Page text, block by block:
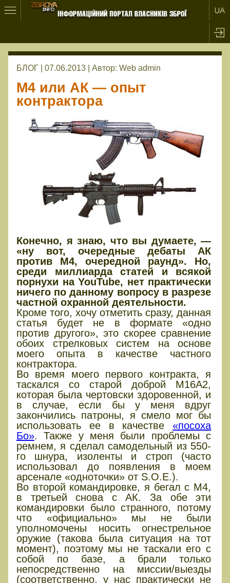
БЛОГ | 07.06.2013 | Автор: Web admin
М4 или АК — опыт
контрактора
Конечно, я знаю, что вы думаете, —
«ну вот, очередные дебаты АК
против М4, очередной раунд». Но,
среди миллиарда статей и всякой
порнухи на YouTube, нет практически
ничего по данному вопросу в разрезе
частной охранной деятельности.
Кроме того, хочу отметить сразу, данная
статья будет не в формате «одно
против другого», это скорее сравнение
обоих стрелковых систем на основе
моего опыта в качестве частного
контрактора.
Во время моего первого контракта, я
таскался со старой доброй M16A2,
которая была чертовски здоровенной, и
в случае, если бы у меня вдруг
закончились патроны, я смело мог бы
использовать ее в качестве «посоха
Бо». Также у меня были проблемы с
ремнем, я сделал самодельный из 550-
го шнура, изоленты и строп (часто
использовал до появления в моем
арсенале «одноточки» от S.O.E.).
Во второй командировке, я бегал с М4,
в третьей снова с АК. За обе эти
командировки было странного, потому
что «официально» мы не были
уполномочены носить огнестрельное
оружие (такова была ситуация на тот
момент), поэтому мы не таскали его с
собой по базе, а брали только
непосредственно на миссии/выезды
(соответственно, у нас практически не